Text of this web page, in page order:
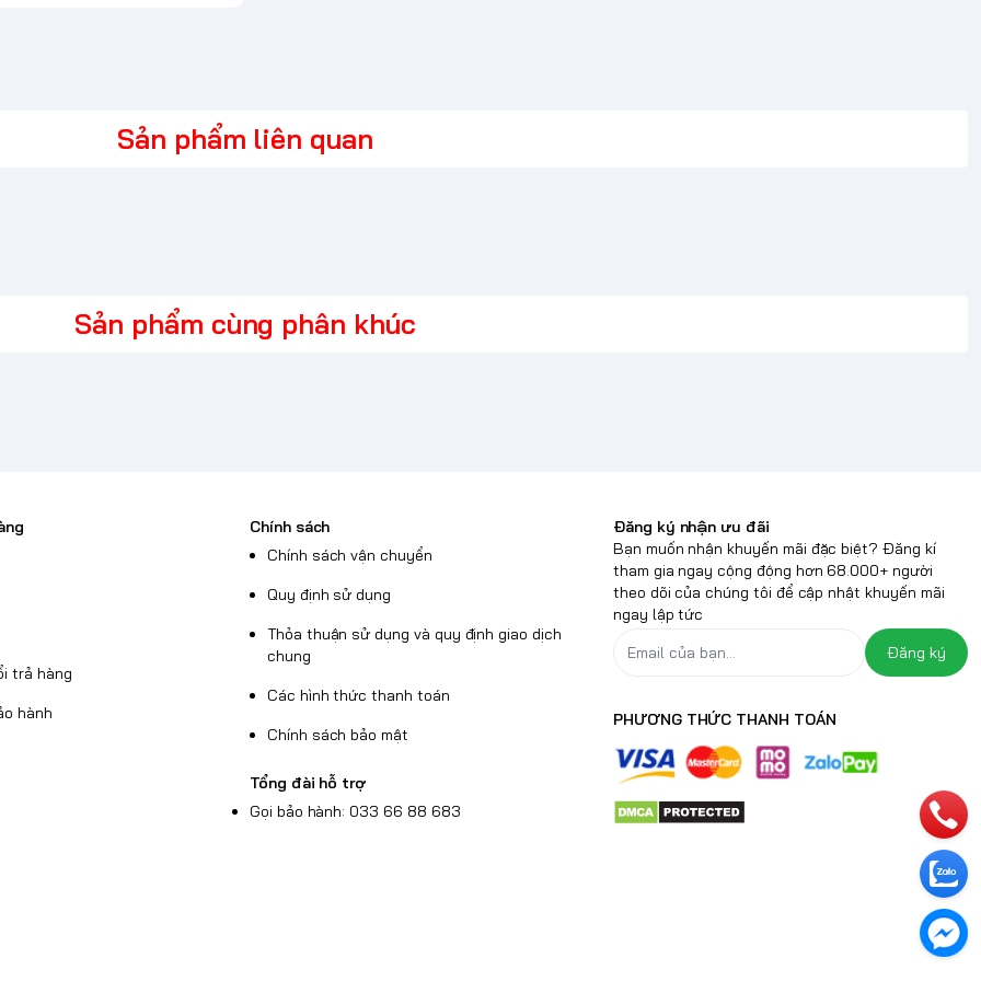
Sản phẩm liên quan
Sản phẩm cùng phân khúc
trả hàng
hành
Chính sách
Chính sách vận chuyển
Quy định sử dụng
Thỏa thuận sử dụng và quy định giao dịch
chung
Các hình thức thanh toán
Chính sách bảo mật
Tổng đài hỗ trợ
Gọi bảo hành: 033 66 88 683
Đăng ký nhận ưu đãi
Bạn muốn nhận khuyến mãi đặc biệt? Đăng kí
tham gia ngay cộng động hơn 68.000+ người
theo dõi của chúng tôi để cập nhật khuyến mãi
ngay lập tức
Đăng ký
PHƯƠNG THỨC THANH TOÁN